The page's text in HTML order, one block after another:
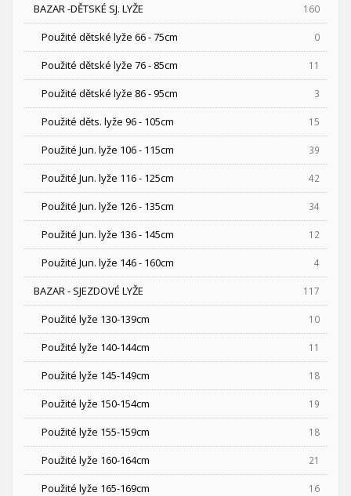
BAZAR -DĚTSKÉ SJ. LYŽE 160
Použité dětské lyže 66 - 75cm 0
Použité dětské lyže 76 - 85cm 11
Použité dětské lyže 86 - 95cm 3
Použité děts. lyže 96 - 105cm 15
Použité Jun. lyže 106 - 115cm 39
Použité Jun. lyže 116 - 125cm 42
Použité Jun. lyže 126 - 135cm 34
Použité Jun. lyže 136 - 145cm 12
Použité Jun. lyže 146 - 160cm 4
BAZAR - SJEZDOVÉ LYŽE 117
Použité lyže 130-139cm 10
Použité lyže 140-144cm 11
Použité lyže 145-149cm 18
Použité lyže 150-154cm 19
Použité lyže 155-159cm 18
Použité lyže 160-164cm 21
Použité lyže 165-169cm 16